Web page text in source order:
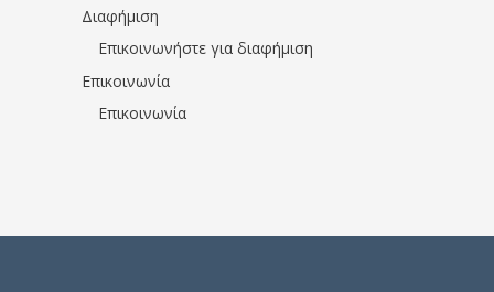
Διαφήμιση
Επικοινωνήστε για διαφήμιση
Επικοινωνία
Επικοινωνία